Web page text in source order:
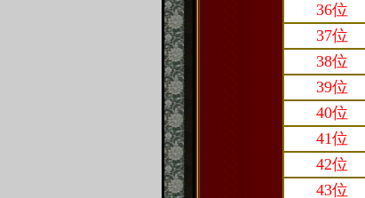
36位
37位
38位
39位
40位
41位
42位
43位